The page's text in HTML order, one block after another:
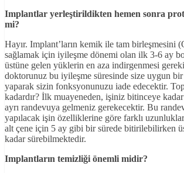
Implantlar yerleştirildikten hemen sonra
mi?
Hayır. Implant’ların kemik ile tam birleşmesini
sağlamak için iyileşme dönemi olan ilk 3-6 ay
üstüne gelen yüklerin en aza indirgenmesi
doktorunuz bu iyileşme süresinde size uygun
yaparak sizin fonksyonunuzu iade edecektir.
kadardır? İlk muayeneden, işiniz bitinceye
ayrı randevuya gelmeniz gerekecektir. Bu
yapılacak işin özelliklerine göre farklı
alt çene için 5 ay gibi bir sürede bitirilebilirken
kadar sürebilmektedir.
Implantların temizliği önemli midir?